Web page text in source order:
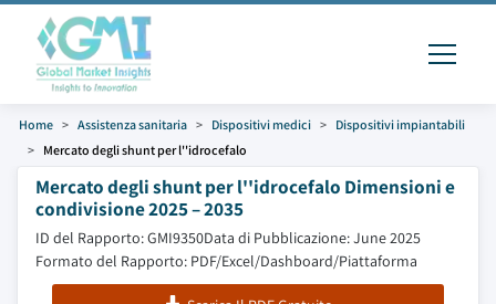
Home Assistenza sanitaria Dispositivi medici
Dispositivi impiantabili
Mercato degli shunt per l''idrocefalo
Mercato degli shunt per l''idrocefalo Dimensioni e
condivisione 2025 – 2035
ID del Rapporto: GMI9350Data di Pubblicazione: June 2025
Formato del Rapporto: PDF/Excel/Dashboard/Piattaforma